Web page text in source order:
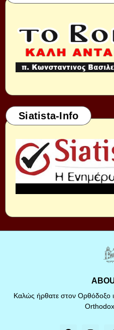
Siatista-Info
Καλώς ήρθατε στον Ορθόδοξο